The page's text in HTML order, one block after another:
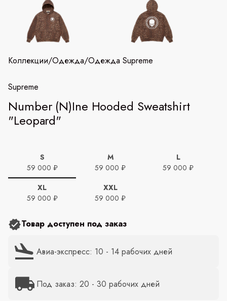
Коллекции/Одежда/Одежда Supreme
Supreme
Number (N)Ine Hooded Sweatshirt
"Leopard"
S
59 000 ₽
M
59 000 ₽
L
59 000 ₽
XL
59 000 ₽
XXL
59 000 ₽
Товар доступен под заказ
Авиа-экспресс: 10 - 14 рабочих дней
Под заказ: 20 - 30 рабочих дней